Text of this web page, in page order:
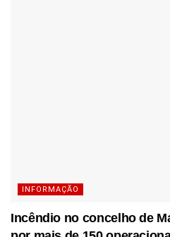
INFORMAÇÃO
Incêndio no concelho de